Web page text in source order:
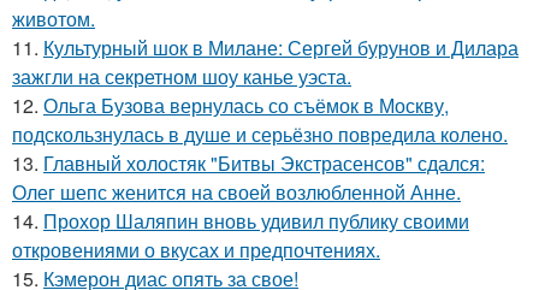
животом.
11. Культурный шок в Милане: Сергей бурунов и Дилара
зажгли на секретном шоу канье уэста.
12. Ольга Бузова вернулась со съёмок в Москву,
подскользнулась в душе и серьёзно повредила колено.
13. Главный холостяк "Битвы Экстрасенсов" сдался:
Олег шепс женится на своей возлюбленной Анне.
14. Прохор Шаляпин вновь удивил публику своими
откровениями о вкусах и предпочтениях.
15. Кэмерон диас опять за свое!